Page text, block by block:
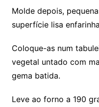
Molde depois,
superfície lisa
Coloque-as num
vegetal untado com
gema batida.
Leve ao forno a 190